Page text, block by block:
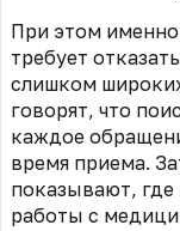
При этом именно
требует
слишком
говорят, что
каждое
время приема.
показывают, где
работы с